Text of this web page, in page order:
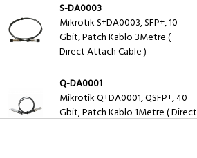
S-DA0003
Mikrotik S+DA0003, SFP+, 10
Gbit, Patch Kablo 3Metre (
Direct Attach Cable )
Q-DA0001
Mikrotik Q+DA0001, QSFP+, 40
Gbit, Patch Kablo 1Metre ( Direct